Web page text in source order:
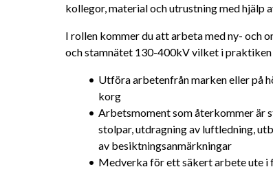
kollegor, material och utrustning med hjälp
I rollen kommer du att arbeta med ny- och
och stamnätet 130-400kV vilket i praktiken
Utföra arbetenfrån marken eller på
korg
Arbetsmoment som återkommer är
stolpar, utdragning av luftledning,
av besiktningsanmärkningar
Medverka för ett säkert arbete ute i